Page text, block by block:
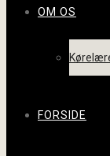
OM OS
FORSIDE